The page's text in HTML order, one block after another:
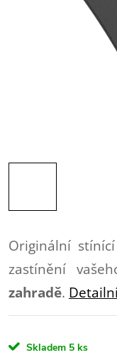
Originální stínící
zastínění
zahradě.
Skladem 5 ks